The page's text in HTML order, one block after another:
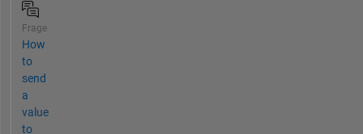
Frage
How
to
send
a
value
to